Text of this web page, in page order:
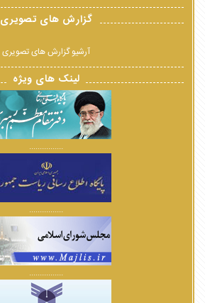
گزارش های تصویری
آرشیو گزارش های تصویری
لینک های ویژه
................
................
................